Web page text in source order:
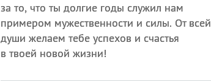
за то, что ты долгие годы служил нам
примером мужественности и силы. От всей
души желаем тебе успехов и счастья
в твоей новой жизни!